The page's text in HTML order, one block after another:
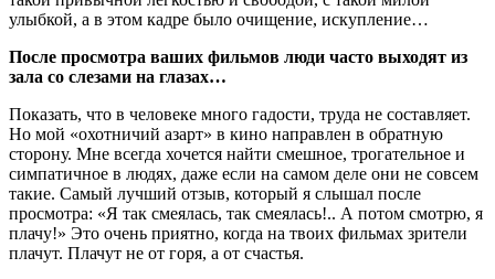
улыбкой, а в этом кадре было очищение, искупление…
После просмотра ваших фильмов люди часто выходят из
зала со слезами на глазах…
Показать, что в человеке много гадости, труда не составляет.
Но мой «охотничий азарт» в кино направлен в обратную
сторону. Мне всегда хочется найти смешное, трогательное и
симпатичное в людях, даже если на самом деле они не совсем
такие. Самый лучший отзыв, который я слышал после
просмотра: «Я так смеялась, так смеялась!.. А потом смотрю, я
плачу!» Это очень приятно, когда на твоих фильмах зрители
плачут. Плачут не от горя, а от счастья.